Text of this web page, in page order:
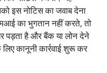
इस नोटिस का जवाब देना
का भुगतान नहीं करते, तो
पड़ता है और बैंक या लोन देने
कानूनी कार्रवाई शुरू कर